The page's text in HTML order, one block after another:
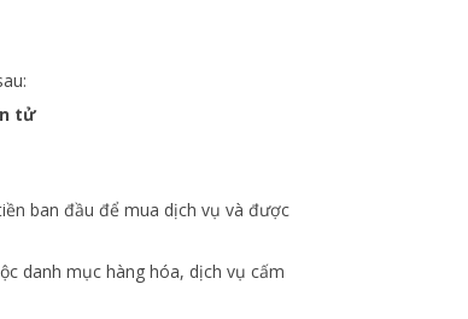
sau:
tử
ban đầu để mua dịch vụ và được
danh mục hàng hóa, dịch vụ cấm